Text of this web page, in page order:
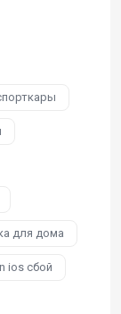
для дома
ios сбой